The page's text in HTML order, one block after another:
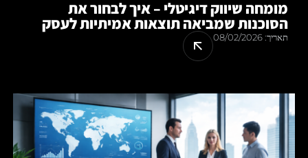
מומחה שיווק דיגיטלי – איך לבחור את
הסוכנות שמביאה תוצאות אמיתיות לעסק
תאריך: 08/02/2026